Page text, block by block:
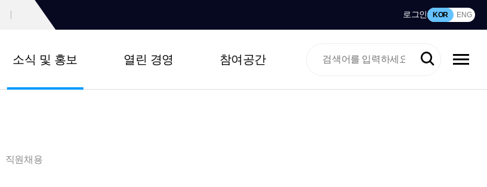
로그인 KOR ENG
소식 및 홍보 열린 경영 참여공간
직원채용